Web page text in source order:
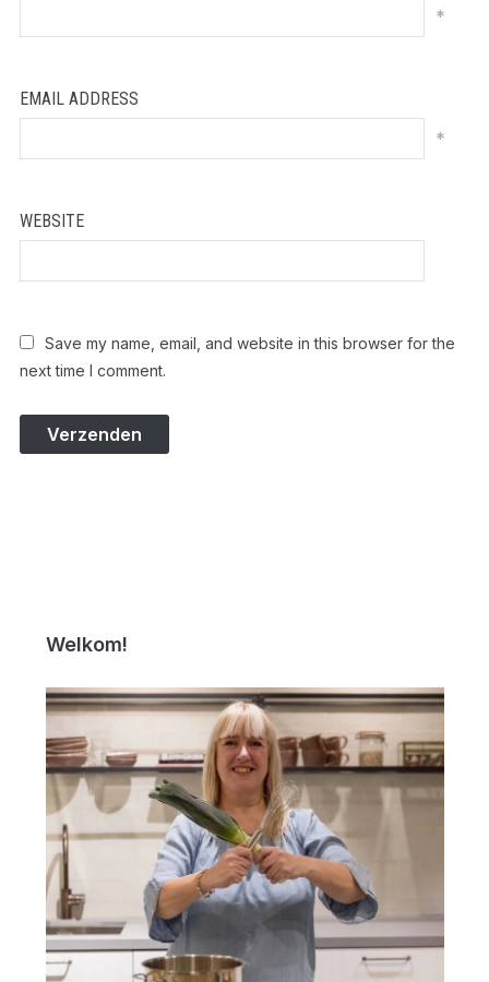
*
EMAIL ADDRESS
*
WEBSITE
Save my name, email, and website in this browser for the
next time I comment.
Welkom!